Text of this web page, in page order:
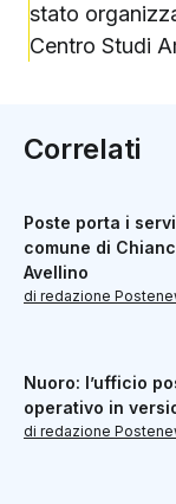
stato
Centro Studi
Correlati
Poste porta i
comune di
Avellino
di redazione
Nuoro: l’ufficio
operativo in
di redazione